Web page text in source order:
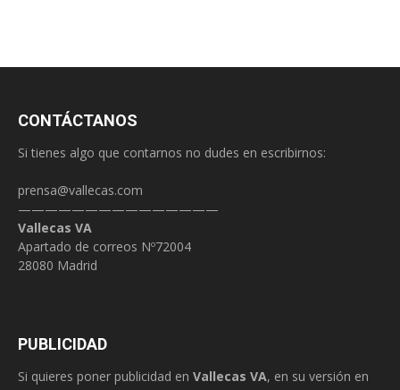
CONTÁCTANOS
Si tienes algo que contarnos no dudes en escribirnos:
prensa@vallecas.com
———————————————
Vallecas VA
Apartado de correos Nº72004
28080 Madrid
PUBLICIDAD
Si quieres poner publicidad en Vallecas VA, en su versión en